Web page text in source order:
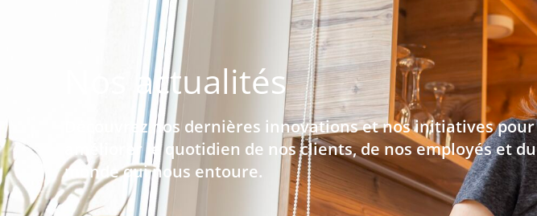
Nos actualités
Découvrez nos dernières innovations et nos initiatives pour
améliorer le quotidien de nos clients, de nos employés et du
monde qui nous entoure.